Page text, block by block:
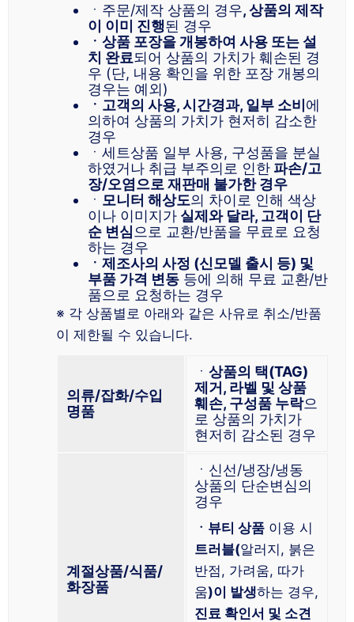
ㆍ주문/제작 상품의 경우, 상품의 제작
이 이미 진행된 경우
ㆍ상품 포장을 개봉하여 사용 또는 설
치 완료되어 상품의 가치가 훼손된 경
우 (단, 내용 확인을 위한 포장 개봉의
경우는 예외)
ㆍ고객의 사용, 시간경과, 일부 소비에
의하여 상품의 가치가 현저히 감소한
경우
ㆍ세트상품 일부 사용, 구성품을 분실
하였거나 취급 부주의로 인한 파손/고
장/오염으로 재판매 불가한 경우
ㆍ 모니터 해상도의 차이로 인해 색상
이나 이미지가 실제와 달라, 고객이 단
순 변심 으로 교환/반품을 무료로 요청
하는 경우
ㆍ제조사의 사정 (신모델 출시 등) 및
부품 가격 변동 등에 의해 무료 교환/반
품으로 요청하는 경우
※ 각 상품별로 아래와 같은 사유로 취소/반품
이 제한될 수 있습니다.
의류/잡화/수입
명품
ㆍ 상품의 택(TAG)
제거, 라벨 및 상품
훼손, 구성품 누락으
로 상품의 가치가
현저히 감소된 경우
계절상품/식품/
화장품
ㆍ신선/냉장/냉동
상품의 단순변심의
경우
ㆍ뷰티 상품 이용 시
트러블(알러지, 붉은
반점, 가려움, 따가
움)이 발생하는 경우,
진료 확인서 및 소견